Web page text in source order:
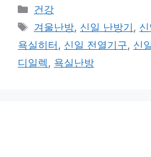
카
테
고
리
건강
태
그
겨울난방, 신일 난방기 ,
욕실히터 , 신일 전열기구, 신
디일렉 , 욕실난방